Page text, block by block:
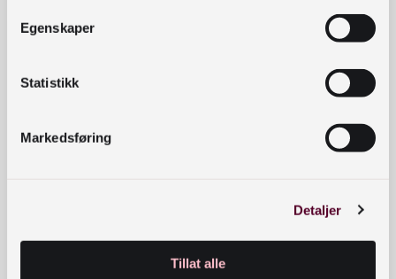
Egenskaper
Statistikk
Markedsføring
Detaljer
Tillat alle
Kontaktinformasjon
Telefon: 23 27 60 00
Snarveier